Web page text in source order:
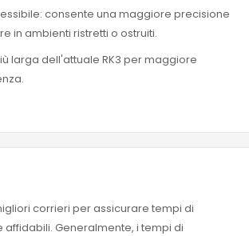
consente una maggiore precisione
in ambienti ristretti o ostruiti.
larga dell'attuale RK3 per maggiore
corrieri per assicurare tempi di
Generalmente, i tempi di